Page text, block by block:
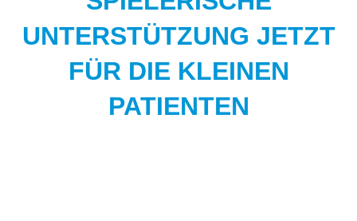
UNTERSTÜTZUNG JETZT
FÜR DIE KLEINEN
PATIENTEN